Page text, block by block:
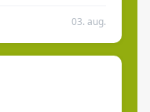
03. aug.